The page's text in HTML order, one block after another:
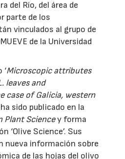
del Río, del área de
parte de los
vinculados al grupo de
de la Universidad
‘Microscopic attributes
leaves and
case of Galicia, western
ha sido publicado en la
Plant Sciencey forma
‘Olive Science’. Sus
nueva información sobre
de las hojas del olivo